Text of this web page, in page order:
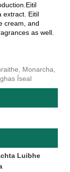
extract. Eitil
cream, and
as well.
Monarcha,
Íseal
Luibhe